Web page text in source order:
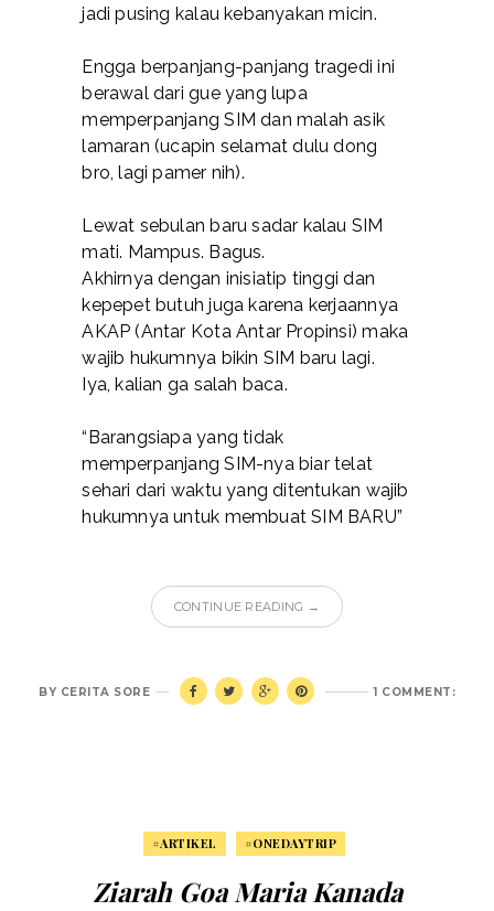
jadi pusing kalau kebanyakan micin.
Engga berpanjang-panjang tragedi ini
berawal dari gue yang lupa
memperpanjang SIM dan malah asik
lamaran (ucapin selamat dulu dong
bro, lagi pamer nih).
Lewat sebulan baru sadar kalau SIM
mati. Mampus. Bagus.
Akhirnya dengan inisiatip tinggi dan
kepepet butuh juga karena kerjaannya
AKAP (Antar Kota Antar Propinsi) maka
wajib hukumnya bikin SIM baru lagi.
Iya, kalian ga salah baca.
“Barangsiapa yang tidak
memperpanjang SIM-nya biar telat
sehari dari waktu yang ditentukan wajib
hukumnya untuk membuat SIM BARU”
CONTINUE READING →
1 COMMENT:
BY CERITA SORE
#ARTIKEL #ONEDAYTRIP
Ziarah Goa Maria Kanada